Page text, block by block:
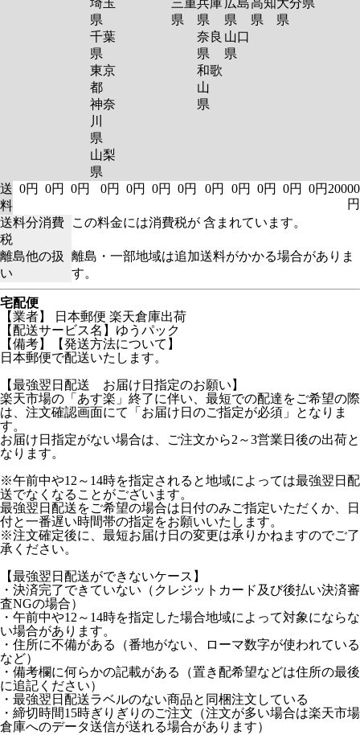
埼玉
県
千葉
県
東京
都
神奈
川
県
山梨
県
三重
県
兵庫
県
奈良
県
和歌
山
県
広島
県
山口
県
高知
県
大分
県
県
送
料
0円 0円 0円 0円 0円 0円 0円 0円 0円 0円 0円 0円 20000
円
送料分消費
税
この料金には消費税が 含まれています。
離島他の扱
い
離島・一部地域は追加送料がかかる場合がありま
す。
宅配便
【業者】 日本郵便 楽天倉庫出荷
【配送サービス名】ゆうパック
【備考】【発送方法について】
日本郵便で配送いたします。
【最強翌日配送 お届け日指定のお願い】
楽天市場の「あす楽」終了に伴い、最短での配達をご希望の際
は、注文確認画面にて「お届け日のご指定が必須」となりま
す。
お届け日指定がない場合は、ご注文から2～3営業日後の出荷と
なります。
※午前中や12～14時を指定されると地域によっては最強翌日配
送でなくなることがございます。
最強翌日配送をご希望の場合は日付のみご指定いただくか、日
付と一番遅い時間帯の指定をお願いいたします。
※注文確定後に、最短お届け日の変更は承りかねますのでご了
承ください。
【最強翌日配送ができないケース】
・決済完了できていない（クレジットカード及び後払い決済審
査NGの場合）
・午前中や12～14時を指定した場合地域によって対象にならな
い場合があります。
・住所に不備がある（番地がない、ローマ数字が使われている
など）
・備考欄に何らかの記載がある（置き配希望などは住所の最後
に追記ください）
・最強翌日配送ラベルのない商品と同梱注文している
・締切時間15時ぎりぎりのご注文（注文が多い場合は楽天市場
倉庫へのデータ送信が送れる場合があります）